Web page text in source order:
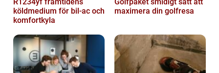
R1234yf framtidens
köldmedium för bil-ac och
komfortkyla
Golfpaket smidigt sätt att
maximera din golfresa